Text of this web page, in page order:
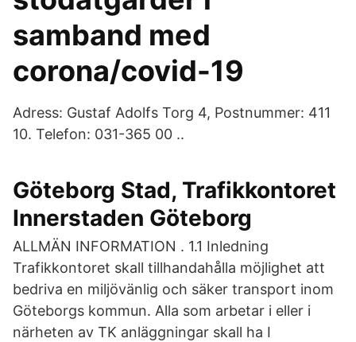
samband med
corona/covid-19
Adress: Gustaf Adolfs Torg 4, Postnummer: 411
10. Telefon: 031-365 00 ..
Göteborg Stad, Trafikkontoret
Innerstaden Göteborg
ALLMÄN INFORMATION . 1.1 Inledning
Trafikkontoret skall tillhandahålla möjlighet att
bedriva en miljövänlig och säker transport inom
Göteborgs kommun. Alla som arbetar i eller i
närheten av TK anläggningar skall ha I